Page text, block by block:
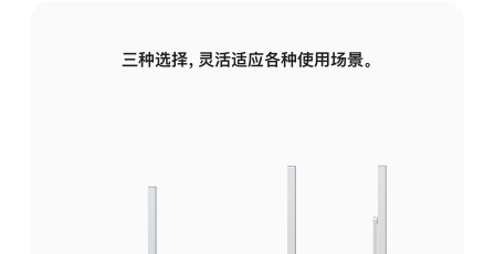
三种选择，灵活适应各种使用场景。